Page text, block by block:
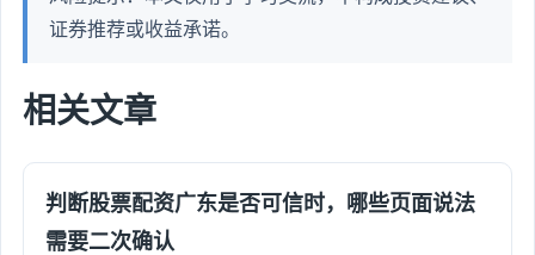
证券推荐或收益承诺。
相关文章
判断股票配资广东是否可信时，哪些页面说法
需要二次确认